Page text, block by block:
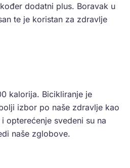
dodatni plus. Boravak u
te je koristan za zdravlje
kalorija. Bicikliranje je
izbor po naše zdravlje kao
opterećenje svedeni su na
naše zglobove.